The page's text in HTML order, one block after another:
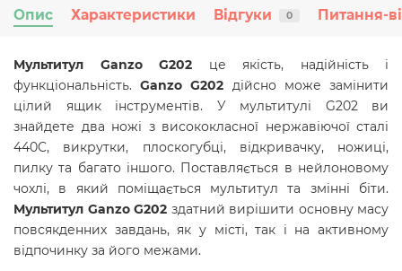
Опис Характеристики Відгуки 0 Питання-
Мультитул Ganzo G202 це якість, надійність і
функціональність.Ganzo G202 дійсно може замінити
цілий ящик інструментів. У мультитулі G202 ви
знайдете два ножі з висококласної нержавіючої сталі
440C, викрутки, плоскогубці, відкривачку, ножиці,
пилку та багато іншого. Поставляється в нейлоновому
чохлі, в який поміщається мультитул та змінні біти.
Мультитул Ganzo G202 здатний вирішити основну масу
повсякденних завдань, як у місті, так і на активному
відпочинку за його межами.